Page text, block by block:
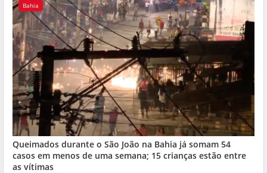
Bahia
Queimados durante o São João na Bahia já somam 54
casos em menos de uma semana; 15 crianças estão entre
as vítimas